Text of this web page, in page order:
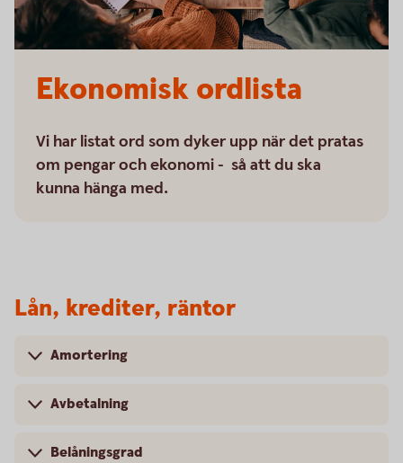
Ekonomisk ordlista
Vi har listat ord som dyker upp när det pratas
om pengar och ekonomi - så att du ska
kunna hänga med.
Lån, krediter, räntor
Amortering
Avbetalning
Belåningsgrad